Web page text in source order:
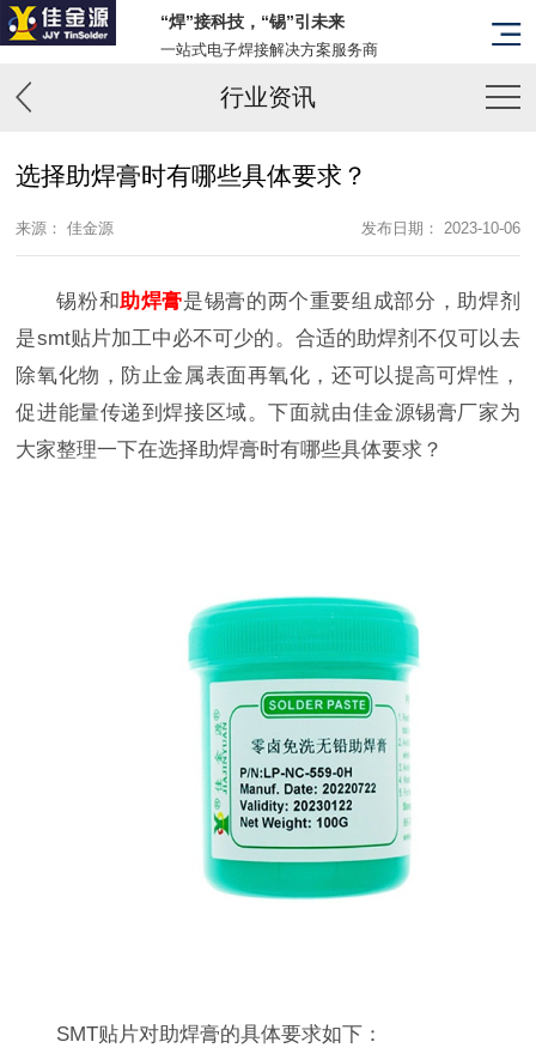
“焊”接科技，“锡”引未来
一站式电子焊接解决方案服务商
行业资讯
选择助焊膏时有哪些具体要求？
来源： 佳金源 发布日期： 2023-10-06
锡粉和助焊膏是锡膏的两个重要组成部分，助焊剂
是smt贴片加工中必不可少的。合适的助焊剂不仅可以去
除氧化物，防止金属表面再氧化，还可以提高可焊性，
促进能量传递到焊接区域。下面就由佳金源锡膏厂家为
大家整理一下在选择助焊膏时有哪些具体要求？
SMT贴片对助焊膏的具体要求如下：